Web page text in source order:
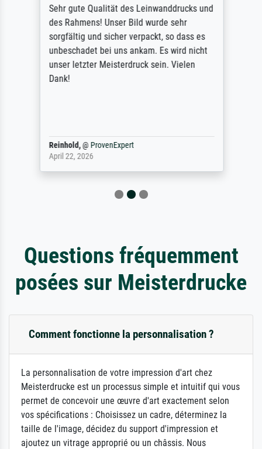
Sehr gute Qualität des Leinwanddrucks und
des Rahmens! Unser Bild wurde sehr
sorgfältig und sicher verpackt, so dass es
unbeschadet bei uns ankam. Es wird nicht
unser letzter Meisterdruck sein. Vielen
Dank!
Reinhold,@ ProvenExpert
April 22, 2026
Questions fréquemment
posées sur Meisterdrucke
Comment fonctionne la personnalisation ?
La personnalisation de votre impression d'art chez
Meisterdrucke est un processus simple et intuitif qui vous
permet de concevoir une œuvre d'art exactement selon
vos spécifications : Choisissez un cadre, déterminez la
taille de l'image, décidez du support d'impression et
ajoutez un vitrage approprié ou un châssis. Nous